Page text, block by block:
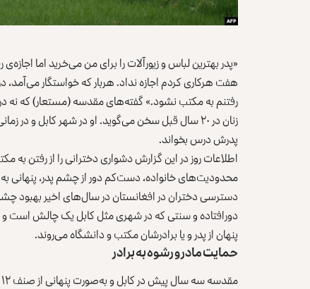
«پدر بهترین لباس و زیورآلات را برای من می‌خرید اما
هفت هرکاری کردم اجازه نداد. هربار که خواستگار
رفتنم به مکتب نشود.» گفته‌های مقدسه (مستعار) که نه
زنان در ۲۰ سال قبل سخن می‌گوید. او در شهر کابل و
پدرش درس بخواند.
اطلاعات روز در این گزارش دشواری دخترانی را از رفتن
محدودیت‌های خانواده، دست‌کم دور از چشم پدر،
دسترسی دختران در افغانستان در سال‌های اخیر بهبود
دورافتاده و سنتی که در شهری مثل کابل یک چالش است
پنهان از پدر و یا برادرشان مکتب و دانشگاه می‌روند.
حمایت مادر و رشوه به برادر